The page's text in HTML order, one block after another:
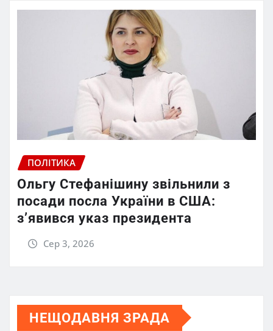
ПОЛІТИКА
Ольгу Стефанішину звільнили з
посади посла України в США:
з’явився указ президента
Сер 3, 2026
НЕЩОДАВНЯ ЗРАДА